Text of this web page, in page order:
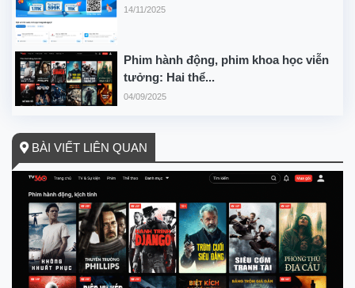
14/11/2025
Phim hành động, phim khoa học viễn
tưởng: Hai thể...
04/09/2025
BÀI VIẾT LIÊN QUAN